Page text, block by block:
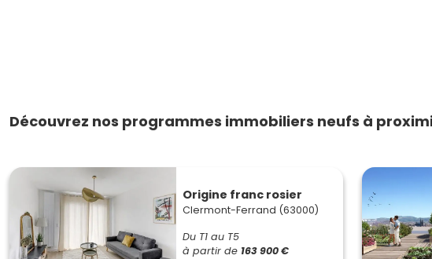
Découvrez nos programmes immobiliers neufs à
Origine franc rosier
Clermont-Ferrand (63000)
Du T1 au T5
à partir de 163 900 €